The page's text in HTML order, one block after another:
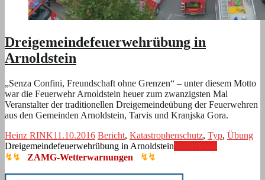
Dreigemeindefeuerwehrübung in
Arnoldstein
„Senza Confini, Freundschaft ohne Grenzen“ – unter diesem Motto
war die Feuerwehr Arnoldstein heuer zum zwanzigsten Mal
Veranstalter der traditionellen Dreigemeindeübung der Feuerwehren
aus den Gemeinden Arnoldstein, Tarvis und Kranjska Gora.
Heinz RINK11.10.2016 Bericht, Katastrophenschutz, Typ, Übung
Dreigemeindefeuerwehrübung in Arnoldstein
↯↯
ZAMG-Wetterwarnungen ↯↯